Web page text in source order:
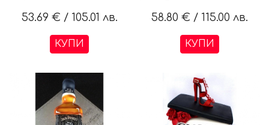
53.69 € / 105.01 лв.
КУПИ
58.80 € / 115.00 лв.
КУПИ